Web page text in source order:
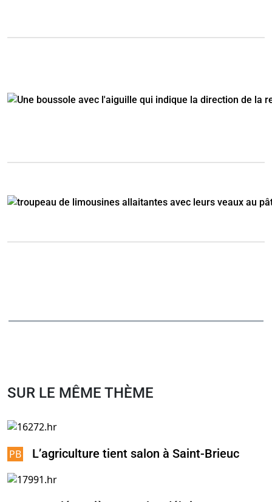
SUR LE MÊME THÈME
L’agriculture tient salon à Saint-Brieuc